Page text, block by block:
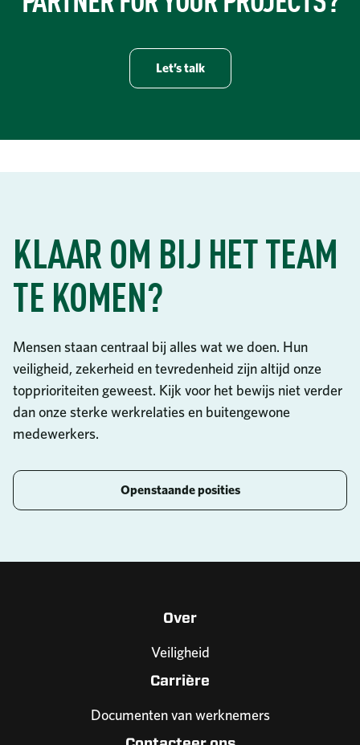
Let’s talk
KLAAR OM BIJ HET TEAM
TE KOMEN?
Mensen staan centraal bij alles wat we doen. Hun
veiligheid, zekerheid en tevredenheid zijn altijd onze
topprioriteiten geweest. Kijk voor het bewijs niet verder
dan onze sterke werkrelaties en buitengewone
medewerkers.
Openstaande posities
Over
Veiligheid
Carrière
Documenten van werknemers